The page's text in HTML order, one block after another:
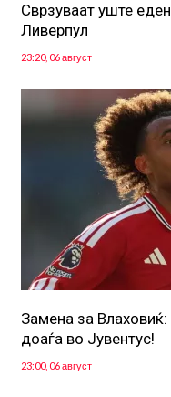
Сврзуваат уште
Ливерпул
23:20, 06 август
Замена за
доаѓа во Јувентус!
23:00, 06 август